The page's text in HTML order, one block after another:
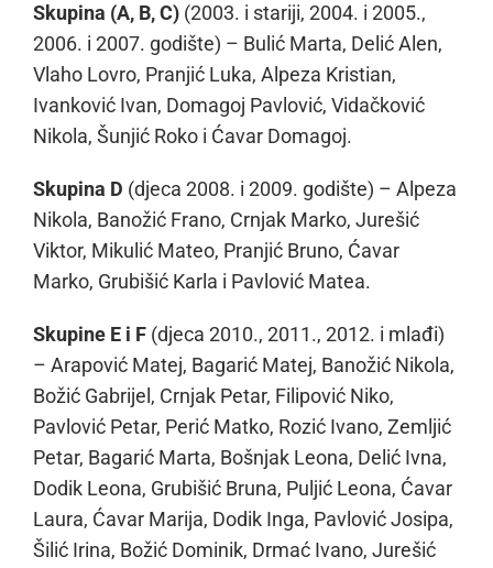
Skupina (A, B, C) (2003. i stariji, 2004. i 2005.,
2006. i 2007. godište) – Bulić Marta, Delić Alen,
Vlaho Lovro, Pranjić Luka, Alpeza Kristian,
Ivanković Ivan, Domagoj Pavlović, Vidačković
Nikola, Šunjić Roko i Ćavar Domagoj.
Skupina D (djeca 2008. i 2009. godište) – Alpeza
Nikola, Banožić Frano, Crnjak Marko, Jurešić
Viktor, Mikulić Mateo, Pranjić Bruno, Ćavar
Marko, Grubišić Karla i Pavlović Matea.
Skupine E i F (djeca 2010., 2011., 2012. i mlađi)
– Arapović Matej, Bagarić Matej, Banožić Nikola,
Božić Gabrijel, Crnjak Petar, Filipović Niko,
Pavlović Petar, Perić Matko, Rozić Ivano, Zemljić
Petar, Bagarić Marta, Bošnjak Leona, Delić Ivna,
Dodik Leona, Grubišić Bruna, Puljić Leona, Ćavar
Laura, Ćavar Marija, Dodik Inga, Pavlović Josipa,
Šilić Irina, Božić Dominik, Drmać Ivano, Jurešić